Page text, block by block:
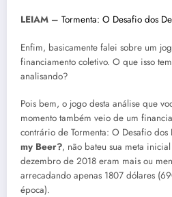
LEIAM – Tormenta: O Desafio dos
Enfim, basicamente falei sobre um
financiamento coletivo. O que isso
analisando?
Pois bem, o jogo desta análise que
momento também veio de um
contrário de Tormenta: O Desafio dos
my Beer?, não bateu sua meta
dezembro de 2018 eram mais ou
arrecadando apenas 1807 dólares
época).